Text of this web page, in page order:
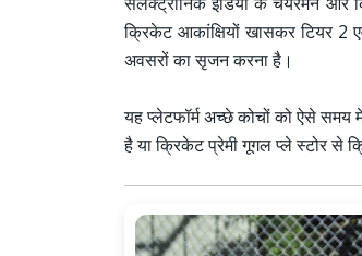
क्रिकेट आकांक्षियों खासकर टियर 2
अवसरों का सृजन करना है।
यह प्लेटफॉर्म अच्छे कोचों को ऐसे समय
है या क्रिकेट प्रेमी गूगल प्ले स्टोर